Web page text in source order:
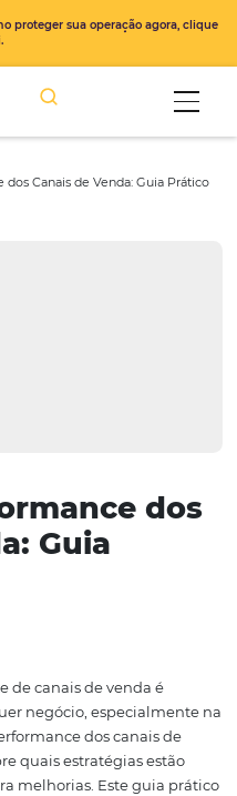
Guia
como proteger sua operação